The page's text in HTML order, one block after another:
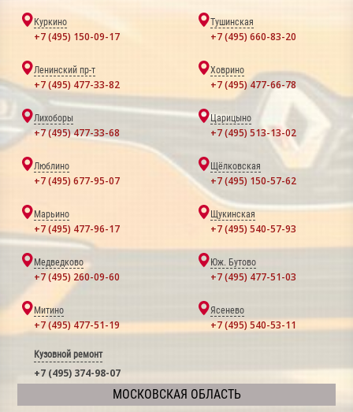
Куркино
+7 (495) 150-09-17
Тушинская
+7 (495) 660-83-20
Ленинский пр-т
+7 (495) 477-33-82
Ховрино
+7 (495) 477-66-78
Лихоборы
+7 (495) 477-33-68
Царицыно
+7 (495) 513-13-02
Люблино
+7 (495) 677-95-07
Щёлковская
+7 (495) 150-57-62
Марьино
+7 (495) 477-96-17
Щукинская
+7 (495) 540-57-93
Медведково
+7 (495) 260-09-60
Юж. Бутово
+7 (495) 477-51-03
Митино
+7 (495) 477-51-19
Ясенево
+7 (495) 540-53-11
Кузовной ремонт
+7 (495) 374-98-07
МОСКОВСКАЯ ОБЛАСТЬ